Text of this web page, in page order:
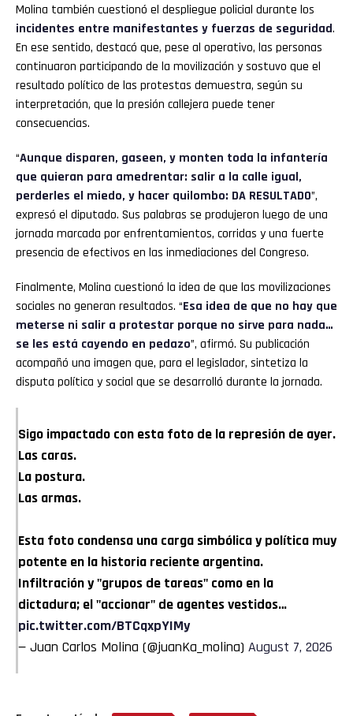
Molina también cuestionó el despliegue policial durante los
incidentes entre manifestantes y fuerzas de seguridad.
En ese sentido, destacó que, pese al operativo, las personas
continuaron participando de la movilización y sostuvo que el
resultado político de las protestas demuestra, según su
interpretación, que la presión callejera puede tener
consecuencias.
“Aunque disparen, gaseen, y monten toda la infantería
que quieran para amedrentar: salir a la calle igual,
perderles el miedo, y hacer quilombo: DA RESULTADO”,
expresó el diputado. Sus palabras se produjeron luego de una
jornada marcada por enfrentamientos, corridas y una fuerte
presencia de efectivos en las inmediaciones del Congreso.
Finalmente, Molina cuestionó la idea de que las movilizaciones
sociales no generan resultados. “Esa idea de que no hay que
meterse ni salir a protestar porque no sirve para nada…
se les está cayendo en pedazo”, afirmó. Su publicación
acompañó una imagen que, para el legislador, sintetiza la
disputa política y social que se desarrolló durante la jornada.
Sigo impactado con esta foto de la represión de ayer.
Las caras.
La postura.
Las armas.
Esta foto condensa una carga simbólica y política muy
potente en la historia reciente argentina.
Infiltración y "grupos de tareas" como en la
dictadura; el "accionar" de agentes vestidos…
pic.twitter.com/BTCqxpYIMy
— Juan Carlos Molina (@juanKa_molina) August 7, 2026